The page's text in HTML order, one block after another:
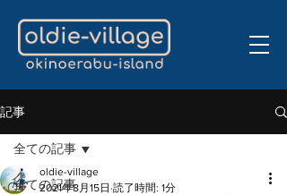
記事
全ての記事
全ての記事
oldie-village
2021年8月15日 読了時間: 1分